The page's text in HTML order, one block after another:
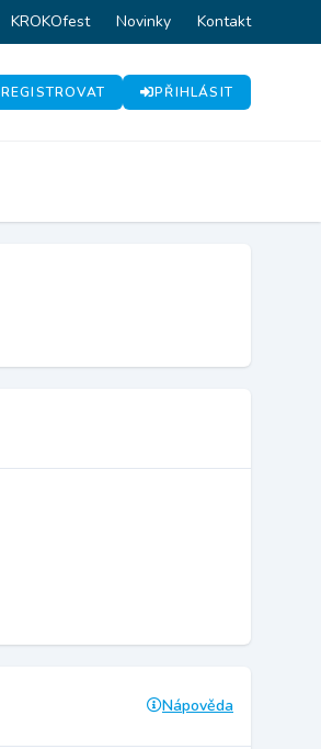
KROKOfest Novinky Kontakt
REGISTROVAT PŘIHLÁSIT
Nápověda